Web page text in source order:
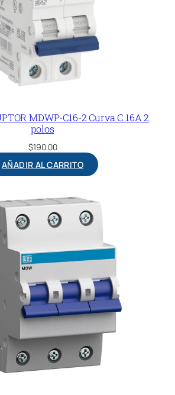
MDWP-C16-2 Curva C 16A 2
polos
$190.00
AÑADIR AL CARRITO